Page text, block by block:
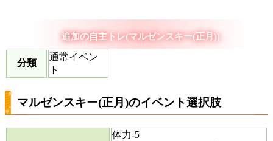
追加の自主トレ(マルゼンスキー(正月))
分類
通常イベン
ト
マルゼンスキー(正月)のイベント選択肢
体力-5